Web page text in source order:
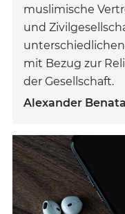
muslimische
und
mit Bezug zur
der Gesellschaft.
Alexander